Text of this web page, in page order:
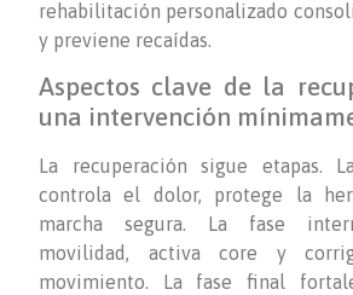
rehabilitación personalizado
y previene recaídas.
Aspectos clave de la
una intervención
La recuperación sigue etapas.
controla el dolor, protege la
marcha segura. La fase
movilidad, activa core y
movimiento. La fase final